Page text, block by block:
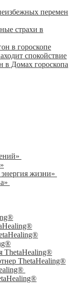
перемен
страхи в
в гороскопе
спокойствие
Домах гороскопа
жизни»
ThetaHealing®
ThetaHealing®